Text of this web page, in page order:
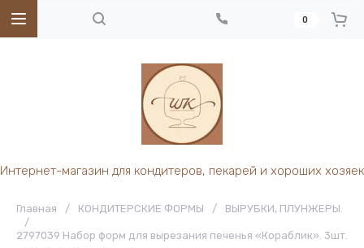
Интернет-магазин для кондитеров, пекарей и хороших хозяек
0
Главная / КОНДИТЕРСКИЕ ФОРМЫ /
ВЫРУБКИ, ПЛУНЖЕРЫ.
/
2797039 Набор форм для вырезания печенья «Кораблик». 3шт.